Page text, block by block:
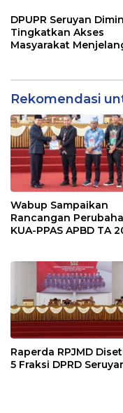
DPUPR Seruyan
Tingkatkan Akses
Masyarakat
Rekomendasi
Wabup Sampaikan
Rancangan
KUA-PPAS APBD TA
Raperda RPJMD
5 Fraksi DPRD